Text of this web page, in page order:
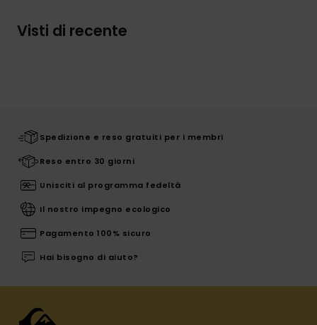
Visti di recente
Spedizione e reso gratuiti per i membri
Reso entro 30 giorni
Unisciti al programma fedeltà
Il nostro impegno ecologico
Pagamento 100% sicuro
Hai bisogno di aiuto?